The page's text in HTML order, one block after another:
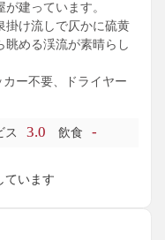
建っています。
掛け流しで仄かに硫黄
眺める渓流が素晴らし
ー不要、ドライヤー
ス 3.0 飲食 -
ています